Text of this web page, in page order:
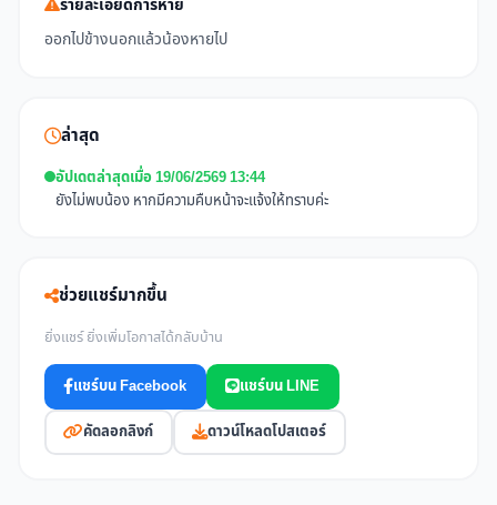
ออกไปข้างนอกแล้วน้องหายไป
ล่าสุด
อัปเดตล่าสุดเมื่อ 19/06/2569 13:44
ยังไม่พบน้อง หากมีความคืบหน้าจะแจ้งให้ทราบค่ะ
ช่วยแชร์มากขึ้น
ยิ่งแชร์ ยิ่งเพิ่มโอกาสได้กลับบ้าน
แชร์บน Facebook แชร์บน LINE
คัดลอกลิงก์ ดาวน์โหลดโปสเตอร์